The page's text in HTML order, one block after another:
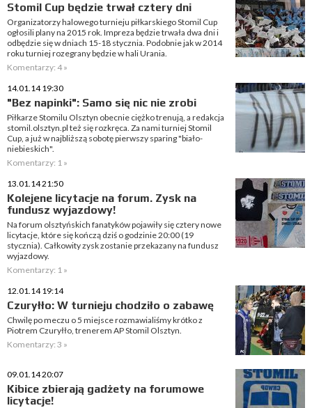
Stomil Cup będzie trwał cztery dni
Organizatorzy halowego turnieju piłkarskiego Stomil Cup
ogłosili plany na 2015 rok. Impreza będzie trwała dwa dni i
odbędzie się w dniach 15-18 stycznia. Podobnie jak w 2014
roku turniej rozegrany będzie w hali Urania.
Komentarzy: 4 »
14.01.14 19:30
"Bez napinki": Samo się nic nie zrobi
Piłkarze Stomilu Olsztyn obecnie ciężko trenują, a redakcja
stomil.olsztyn.pl też się rozkręca. Za nami turniej Stomil
Cup, a już w najbliższą sobotę pierwszy sparing "biało-
niebieskich".
Komentarzy: 1 »
13.01.14 21:50
Kolejene licytacje na forum. Zysk na
fundusz wyjazdowy!
Na forum olsztyńskich fanatyków pojawiły się cztery nowe
licytacje, które się kończą dziś o godzinie 20:00 (19
stycznia). Całkowity zysk zostanie przekazany na fundusz
wyjazdowy.
Komentarzy: 1 »
12.01.14 19:14
Czuryłło: W turnieju chodziło o zabawę
Chwilę po meczu o 5 miejsce rozmawialiśmy krótko z
Piotrem Czuryłło, trenerem AP Stomil Olsztyn.
Komentarzy: 3 »
09.01.14 20:07
Kibice zbierają gadżety na forumowe
licytacje!